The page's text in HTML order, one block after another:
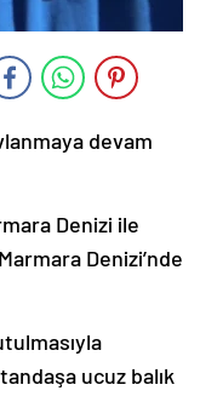
devam
Denizi ile
Denizi’nde
ucuz balık